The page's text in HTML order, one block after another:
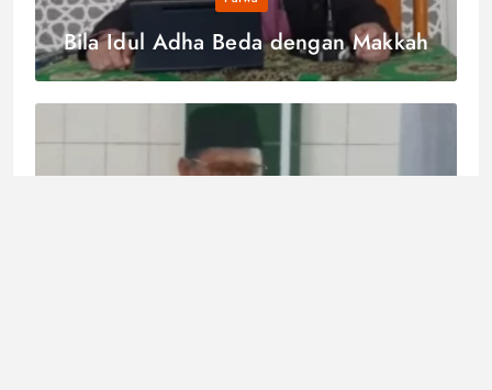
Bila Idul Adha Beda dengan Makkah